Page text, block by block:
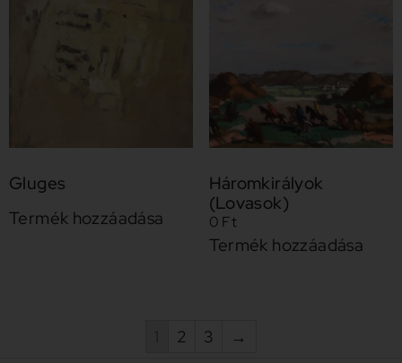
Gluges
Termék hozzáadása
Háromkirályok
(Lovasok)
0 Ft
Termék hozzáadása
2 3 →